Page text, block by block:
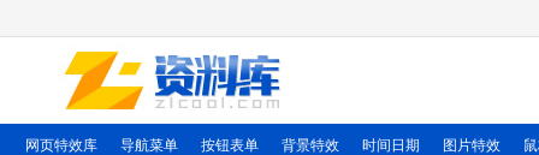
网页特效库 导航菜单 按钮表单 背景特效 时间日期 图片特效